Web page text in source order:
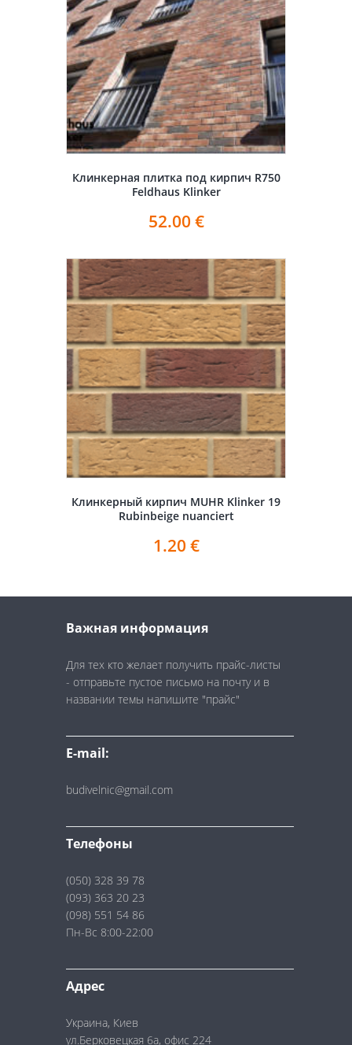
Клинкерная плитка под кирпич R750
Feldhaus Klinker
52.00 €
Клинкерный кирпич MUHR Klinker 19
Rubinbeige nuanciert
1.20 €
Важная информация
Для тех кто желает получить прайс-листы
- отправьте пустое письмо на почту и в
названии темы напишите "прайс"
E-mail:
budivelnic@gmail.com
Телефоны
(050) 328 39 78
(093) 363 20 23
(098) 551 54 86
Пн-Вс 8:00-22:00
Адрес
Украина, Киев
ул.Берковецкая 6а, офис 224